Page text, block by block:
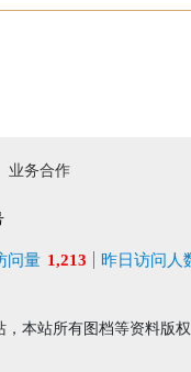
业务合作
问量 1,213 昨日访问人
本站所有图档等资料版